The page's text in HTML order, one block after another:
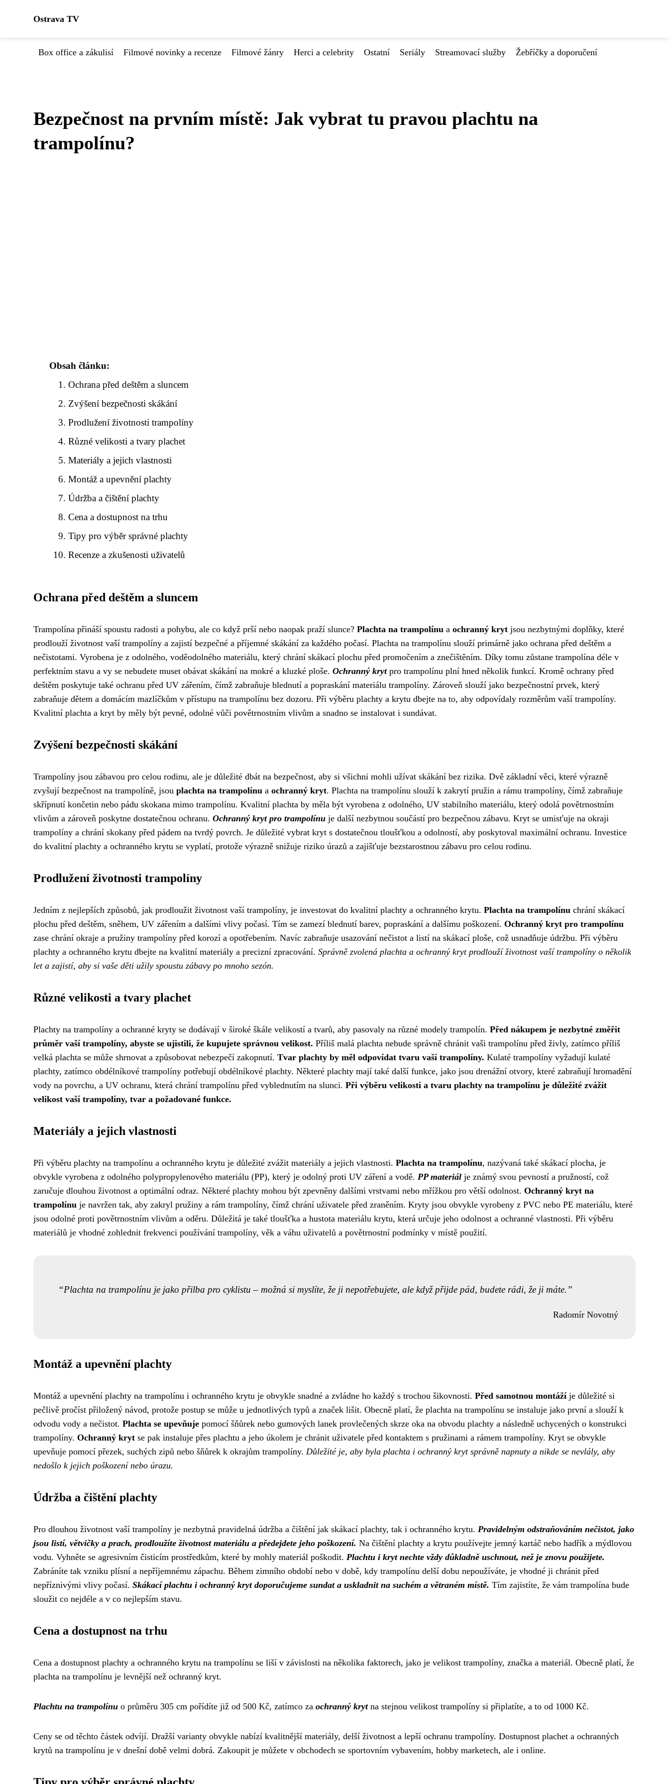
Ostrava TV
Box office a zákulisí Filmové novinky a recenze Filmové žánry Herci a celebrity Ostatní Seriály Streamovací služby Žebříčky a doporučení
Bezpečnost na prvním místě: Jak vybrat tu pravou plachtu na
trampolínu?
Obsah článku:
Ochrana před deštěm a sluncem
Zvýšení bezpečnosti skákání
Prodlužení životnosti trampolíny
Různé velikosti a tvary plachet
Materiály a jejich vlastnosti
Montáž a upevnění plachty
Údržba a čištění plachty
Cena a dostupnost na trhu
Tipy pro výběr správné plachty
Recenze a zkušenosti uživatelů
Ochrana před deštěm a sluncem
Trampolína přináší spoustu radosti a pohybu, ale co když prší nebo naopak praží slunce? Plachta na trampolínu a ochranný kryt jsou nezbytnými doplňky, které
prodlouží životnost vaší trampolíny a zajistí bezpečné a příjemné skákání za každého počasí. Plachta na trampolínu slouží primárně jako ochrana před deštěm a
nečistotami. Vyrobena je z odolného, voděodolného materiálu, který chrání skákací plochu před promočením a znečištěním. Díky tomu zůstane trampolína déle v
perfektním stavu a vy se nebudete muset obávat skákání na mokré a kluzké ploše. Ochranný krytpro trampolínu plní hned několik funkcí. Kromě ochrany před
deštěm poskytuje také ochranu před UV zářením, čímž zabraňuje blednutí a popraskání materiálu trampolíny. Zároveň slouží jako bezpečnostní prvek, který
zabraňuje dětem a domácím mazlíčkům v přístupu na trampolínu bez dozoru. Při výběru plachty a krytu dbejte na to, aby odpovídaly rozměrům vaší trampolíny.
Kvalitní plachta a kryt by měly být pevné, odolné vůči povětrnostním vlivům a snadno se instalovat i sundávat.
Zvýšení bezpečnosti skákání
Trampolíny jsou zábavou pro celou rodinu, ale je důležité dbát na bezpečnost, aby si všichni mohli užívat skákání bez rizika. Dvě základní věci, které výrazně
zvyšují bezpečnost na trampolíně, jsou plachta na trampolínu a ochranný kryt. Plachta na trampolínu slouží k zakrytí pružin a rámu trampolíny, čímž zabraňuje
skřípnutí končetin nebo pádu skokana mimo trampolínu. Kvalitní plachta by měla být vyrobena z odolného, UV stabilního materiálu, který odolá povětrnostním
vlivům a zároveň poskytne dostatečnou ochranu. Ochranný kryt pro trampolínu je další nezbytnou součástí pro bezpečnou zábavu. Kryt se umisťuje na okraji
trampolíny a chrání skokany před pádem na tvrdý povrch. Je důležité vybrat kryt s dostatečnou tloušťkou a odolností, aby poskytoval maximální ochranu. Investice
do kvalitní plachty a ochranného krytu se vyplatí, protože výrazně snižuje riziko úrazů a zajišťuje bezstarostnou zábavu pro celou rodinu.
Prodlužení životnosti trampolíny
Jedním z nejlepších způsobů, jak prodloužit životnost vaší trampolíny, je investovat do kvalitní plachty a ochranného krytu. Plachta na trampolínu chrání skákací
plochu před deštěm, sněhem, UV zářením a dalšími vlivy počasí. Tím se zamezí blednutí barev, popraskání a dalšímu poškození. Ochranný kryt pro trampolínu
zase chrání okraje a pružiny trampolíny před korozí a opotřebením. Navíc zabraňuje usazování nečistot a listí na skákací ploše, což usnadňuje údržbu. Při výběru
plachty a ochranného krytu dbejte na kvalitní materiály a precizní zpracování. Správně zvolená plachta a ochranný kryt prodlouží životnost vaší trampolíny o několik
let a zajistí, aby si vaše děti užily spoustu zábavy po mnoho sezón.
Různé velikosti a tvary plachet
Plachty na trampolíny a ochranné kryty se dodávají v široké škále velikostí a tvarů, aby pasovaly na různé modely trampolín. Před nákupem je nezbytné změřit
průměr vaší trampolíny, abyste se ujistili, že kupujete správnou velikost. Příliš malá plachta nebude správně chránit vaši trampolínu před živly, zatímco příliš
velká plachta se může shrnovat a způsobovat nebezpečí zakopnutí. Tvar plachty by měl odpovídat tvaru vaší trampolíny. Kulaté trampolíny vyžadují kulaté
plachty, zatímco obdélníkové trampolíny potřebují obdélníkové plachty. Některé plachty mají také další funkce, jako jsou drenážní otvory, které zabraňují hromadění
vody na povrchu, a UV ochranu, která chrání trampolínu před vyblednutím na slunci. Při výběru velikosti a tvaru plachty na trampolínu je důležité zvážit
velikost vaší trampolíny, tvar a požadované funkce.
Materiály a jejich vlastnosti
Při výběru plachty na trampolínu a ochranného krytu je důležité zvážit materiály a jejich vlastnosti. Plachta na trampolínu, nazývaná také skákací plocha, je
obvykle vyrobena z odolného polypropylenového materiálu (PP), který je odolný proti UV záření a vodě. PP materiál je známý svou pevností a pružností, což
zaručuje dlouhou životnost a optimální odraz. Některé plachty mohou být zpevněny dalšími vrstvami nebo mřížkou pro větší odolnost. Ochranný kryt na
trampolínu je navržen tak, aby zakryl pružiny a rám trampolíny, čímž chrání uživatele před zraněním. Kryty jsou obvykle vyrobeny z PVC nebo PE materiálu, které
jsou odolné proti povětrnostním vlivům a oděru. Důležitá je také tloušťka a hustota materiálu krytu, která určuje jeho odolnost a ochranné vlastnosti. Při výběru
materiálů je vhodné zohlednit frekvenci používání trampolíny, věk a váhu uživatelů a povětrnostní podmínky v místě použití.
Plachta na trampolínu je jako přilba pro cyklistu – možná si myslíte, že ji nepotřebujete, ale když přijde pád, budete rádi, že ji máte.
Radomír Novotný
Montáž a upevnění plachty
Montáž a upevnění plachty na trampolínu i ochranného krytu je obvykle snadné a zvládne ho každý s trochou šikovnosti. Před samotnou montážíje důležité si
pečlivě pročíst přiložený návod, protože postup se může u jednotlivých typů a značek lišit. Obecně platí, že plachta na trampolínu se instaluje jako první a slouží k
odvodu vody a nečistot. Plachta se upevňuje pomocí šňůrek nebo gumových lanek provlečených skrze oka na obvodu plachty a následně uchycených o konstrukci
trampolíny. Ochranný kryt se pak instaluje přes plachtu a jeho úkolem je chránit uživatele před kontaktem s pružinami a rámem trampolíny. Kryt se obvykle
upevňuje pomocí přezek, suchých zipů nebo šňůrek k okrajům trampolíny. Důležité je, aby byla plachta i ochranný kryt správně napnuty a nikde se nevlály, aby
nedošlo k jejich poškození nebo úrazu.
Údržba a čištění plachty
Pro dlouhou životnost vaší trampolíny je nezbytná pravidelná údržba a čištění jak skákací plachty, tak i ochranného krytu. Pravidelným odstraňováním nečistot, jako
jsou listí, větvičky a prach, prodloužíte životnost materiálu a předejdete jeho poškození. Na čištění plachty a krytu používejte jemný kartáč nebo hadřík a mýdlovou
vodu. Vyhněte se agresivním čisticím prostředkům, které by mohly materiál poškodit. Plachtu i kryt nechte vždy důkladně uschnout, než je znovu použijete.
Zabráníte tak vzniku plísní a nepříjemnému zápachu. Během zimního období nebo v době, kdy trampolínu delší dobu nepoužíváte, je vhodné ji chránit před
nepříznivými vlivy počasí. Skákací plachtu i ochranný kryt doporučujeme sundat a uskladnit na suchém a větraném místě. Tím zajistíte, že vám trampolína bude
sloužit co nejdéle a v co nejlepším stavu.
Cena a dostupnost na trhu
Cena a dostupnost plachty a ochranného krytu na trampolínu se liší v závislosti na několika faktorech, jako je velikost trampolíny, značka a materiál. Obecně platí, že
plachta na trampolínu je levnější než ochranný kryt.
Plachtu na trampolínu o průměru 305 cm pořídíte již od 500 Kč, zatímco za ochranný krytna stejnou velikost trampolíny si připlatíte, a to od 1000 Kč.
Ceny se od těchto částek odvíjí. Dražší varianty obvykle nabízí kvalitnější materiály, delší životnost a lepší ochranu trampolíny. Dostupnost plachet a ochranných
krytů na trampolínu je v dnešní době velmi dobrá. Zakoupit je můžete v obchodech se sportovním vybavením, hobby marketech, ale i online.